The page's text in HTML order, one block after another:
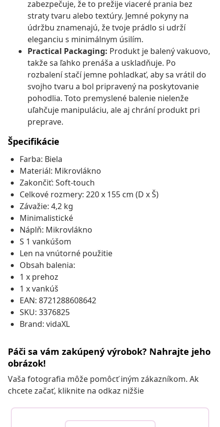
zabezpečuje, že to prežije viaceré prania bez
straty tvaru alebo textúry. Jemné pokyny na
údržbu znamenajú, že tvoje prádlo si udrží
eleganciu s minimálnym úsilím.
Practical Packaging: Produkt je balený vakuovo,
takže sa ľahko prenáša a uskladňuje. Po
rozbalení stačí jemne pohladkať, aby sa vrátil do
svojho tvaru a bol pripravený na poskytovanie
pohodlia. Toto premyslené balenie nielenže
uľahčuje manipuláciu, ale aj chrání produkt pri
preprave.
Špecifikácie
Farba: Biela
Materiál: Mikrovlákno
Zakončiť: Soft-touch
Celkové rozmery: 220 x 155 cm (D x Š)
Závažie: 4,2 kg
Minimalistické
Náplň: Mikrovlákno
S 1 vankúšom
Len na vnútorné použitie
Obsah balenia:
1 x prehoz
1 x vankúš
EAN: 8721288608642
SKU: 3376825
Brand: vidaXL
Páči sa vám zakúpený výrobok? Nahrajte jeho
obrázok!
Vaša fotografia môže pomôcť iným zákazníkom. Ak
chcete začať, kliknite na odkaz nižšie